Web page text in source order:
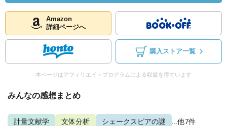
Amazon
詳細ページへ
購入ストア一覧
本ページはアフィリエイトプログラムによる収益を得ています
みんなの感想まとめ
計量文献学 文体分析 シェークスピアの謎 ...他7件